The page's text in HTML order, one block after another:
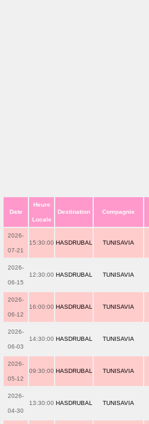
Date
Heure
Locale
Destination Compagnie
2026-
07-21
15:30:00 HASDRUBAL TUNISAVIA
2026-
06-15
12:30:00 HASDRUBAL TUNISAVIA
2026-
06-12
16:00:00 HASDRUBAL TUNISAVIA
2026-
06-03
14:30:00 HASDRUBAL TUNISAVIA
2026-
05-12
09:30:00 HASDRUBAL TUNISAVIA
2026-
04-30
13:30:00 HASDRUBAL TUNISAVIA